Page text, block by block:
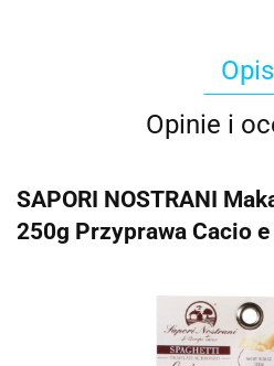
Opis
Opinie i
SAPORI NOSTRANI
250g Przyprawa Cacio